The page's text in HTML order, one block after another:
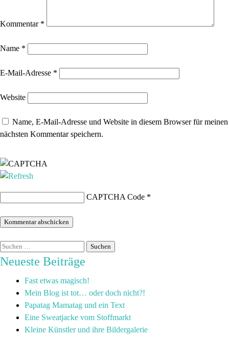
Kommentar *
Name *
E-Mail-Adresse *
Website
Name, E-Mail-Adresse und Website in diesem Browser für meinen
nächsten Kommentar speichern.
CAPTCHA Code *
Neueste Beiträge
Fast etwas magisch!
Mein Blog ist tot… oder doch nicht?!
Papatag Mamatag und ein Text
Eine Sweatjacke vom Stoffmarkt
Kleine Künstler und ihre Bildergalerie